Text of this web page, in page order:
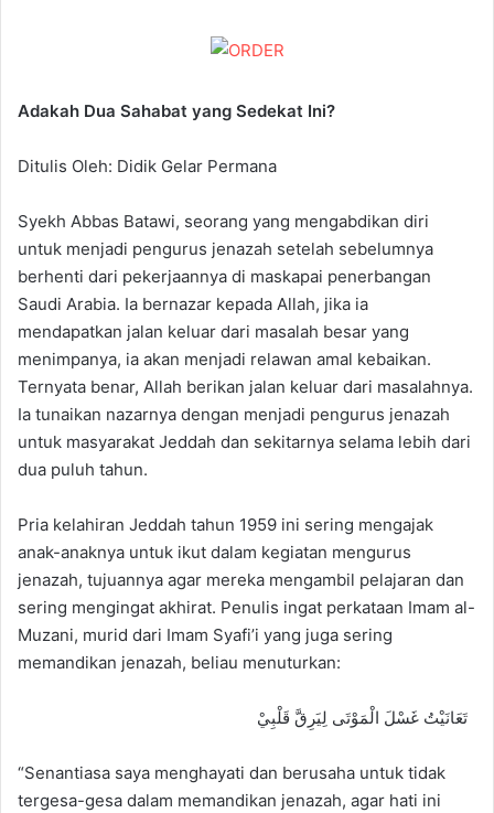
Adakah Dua Sahabat yang Sedekat Ini?
Ditulis Oleh: Didik Gelar Permana
Syekh Abbas Batawi, seorang yang mengabdikan diri
untuk menjadi pengurus jenazah setelah sebelumnya
berhenti dari pekerjaannya di maskapai penerbangan
Saudi Arabia. Ia bernazar kepada Allah, jika ia
mendapatkan jalan keluar dari masalah besar yang
menimpanya, ia akan menjadi relawan amal kebaikan.
Ternyata benar, Allah berikan jalan keluar dari masalahnya.
Ia tunaikan nazarnya dengan menjadi pengurus jenazah
untuk masyarakat Jeddah dan sekitarnya selama lebih dari
dua puluh tahun.
Pria kelahiran Jeddah tahun 1959 ini sering mengajak
anak-anaknya untuk ikut dalam kegiatan mengurus
jenazah, tujuannya agar mereka mengambil pelajaran dan
sering mengingat akhirat. Penulis ingat perkataan Imam al-
Muzani, murid dari Imam Syafi’i yang juga sering
memandikan jenazah, beliau menuturkan:
“Senantiasa saya menghayati dan berusaha untuk tidak
tergesa-gesa dalam memandikan jenazah, agar hati ini